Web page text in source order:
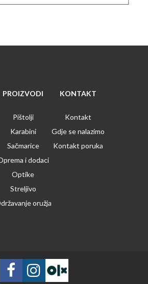
PROIZVODI
Pištolji
Karabini
Sačmarice
i dodaci
Optike
Streljivo
oružja
KONTAKT
Kontakt
Gdje se nalazimo
Kontakt poruka